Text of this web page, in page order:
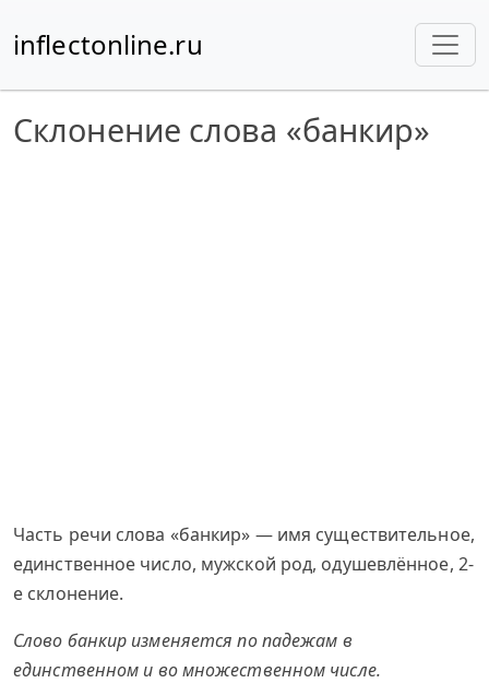
inflectonline.ru
Склонение слова «банкир»
Часть речи слова «банкир» — имя существительное,
единственное число, мужской род, одушевлённое, 2-
е склонение.
Слово банкир изменяется по падежам в
единственном и во множественном числе.